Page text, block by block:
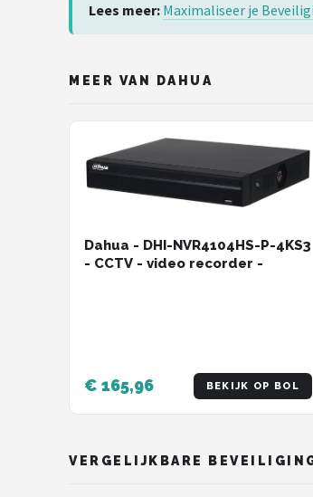
Lees meer: Maximaliseer je
MEER VAN DAHUA
Dahua - DHI-NVR4104HS-P-4KS3
- CCTV - video recorder -
€ 165,96 BEKIJK OP BOL
VERGELIJKBARE